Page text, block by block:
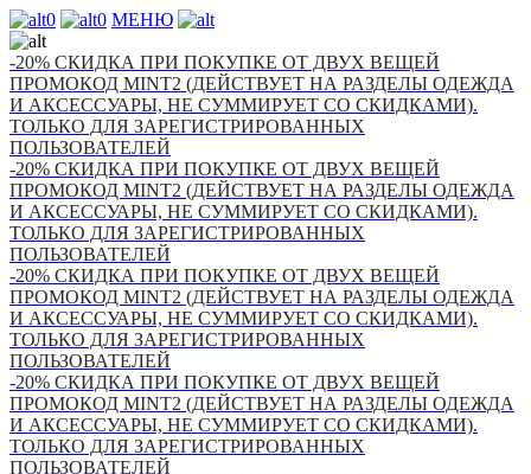
0 0 МЕНЮ
-20% СКИДКА ПРИ ПОКУПКЕ ОТ ДВУХ ВЕЩЕЙ
ПРОМОКОД MINT2 (ДЕЙСТВУЕТ НА РАЗДЕЛЫ ОДЕЖДА
И АКСЕССУАРЫ, НЕ СУММИРУЕТ СО СКИДКАМИ).
ТОЛЬКО ДЛЯ ЗАРЕГИСТРИРОВАННЫХ
ПОЛЬЗОВАТЕЛЕЙ
-20% СКИДКА ПРИ ПОКУПКЕ ОТ ДВУХ ВЕЩЕЙ
ПРОМОКОД MINT2 (ДЕЙСТВУЕТ НА РАЗДЕЛЫ ОДЕЖДА
И АКСЕССУАРЫ, НЕ СУММИРУЕТ СО СКИДКАМИ).
ТОЛЬКО ДЛЯ ЗАРЕГИСТРИРОВАННЫХ
ПОЛЬЗОВАТЕЛЕЙ
-20% СКИДКА ПРИ ПОКУПКЕ ОТ ДВУХ ВЕЩЕЙ
ПРОМОКОД MINT2 (ДЕЙСТВУЕТ НА РАЗДЕЛЫ ОДЕЖДА
И АКСЕССУАРЫ, НЕ СУММИРУЕТ СО СКИДКАМИ).
ТОЛЬКО ДЛЯ ЗАРЕГИСТРИРОВАННЫХ
ПОЛЬЗОВАТЕЛЕЙ
-20% СКИДКА ПРИ ПОКУПКЕ ОТ ДВУХ ВЕЩЕЙ
ПРОМОКОД MINT2 (ДЕЙСТВУЕТ НА РАЗДЕЛЫ ОДЕЖДА
И АКСЕССУАРЫ, НЕ СУММИРУЕТ СО СКИДКАМИ).
ТОЛЬКО ДЛЯ ЗАРЕГИСТРИРОВАННЫХ
ПОЛЬЗОВАТЕЛЕЙ